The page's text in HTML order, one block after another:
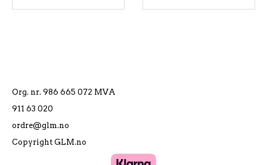
Org. nr. 986 665 072 MVA
911 63 020
ordre@glm.no
Copyright GLM.no